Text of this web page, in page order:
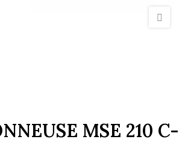
MSE 210 C-